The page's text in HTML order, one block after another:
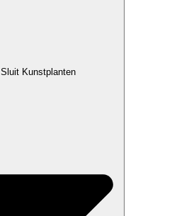
Sluit Kunstplanten